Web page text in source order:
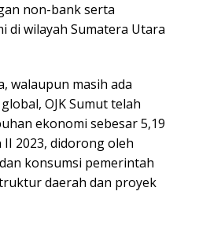
non-bank serta
di wilayah Sumatera Utara
walaupun masih ada
OJK Sumut telah
ekonomi sebesar 5,19
2023, didorong oleh
konsumsi pemerintah
daerah dan proyek